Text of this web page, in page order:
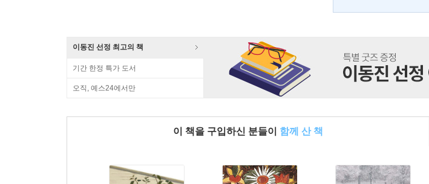
이동진 선정 최고의 책
기간 한정 특가 도서
오직, 예스24에서만
이 책을 구입하신 분들이 함께 산 책